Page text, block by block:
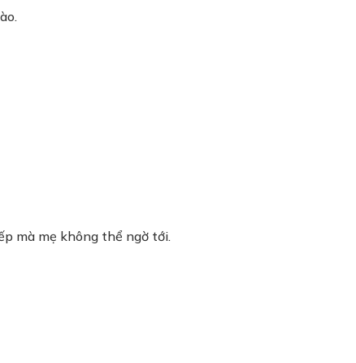
mà mẹ không thể ngờ tới.